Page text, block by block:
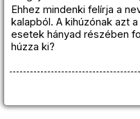
Ehhez mindenki felírja a
kalapból. A kihúzónak azt
esetek hányad részében
húzza ki?